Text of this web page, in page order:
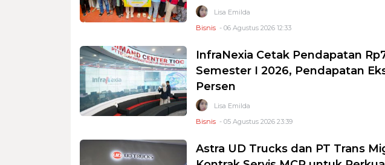
Lisa Emilda
Bisnis - 06 Agustus 2026 12:33
InfraNexia Cetak Pendapatan
Semester I 2026, Pendapatan
Persen
Lisa Emilda
Bisnis - 05 Agustus 2026 23:39
Astra UD Trucks dan PT Trans